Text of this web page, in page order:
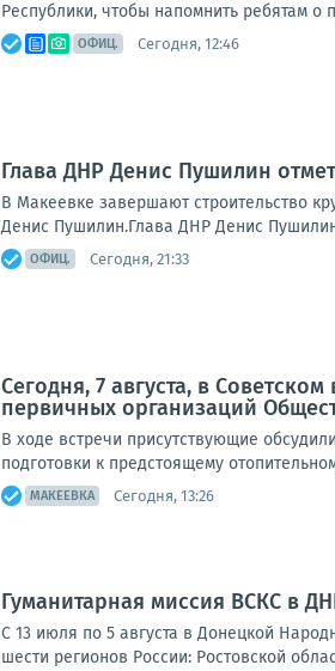
Республики, чтобы напомнить ребятам о
ОФИЦ. Сегодня, 12:46
Глава ДНР Денис Пушилин
В Макеевке завершают строительство
Денис Пушилин.Глава ДНР Денис
ОФИЦ. Сегодня, 21:33
Сегодня, 7 августа, в
первичных организаций
В ходе встречи присутствующие
подготовки к предстоящему
МАКЕЕВКА Сегодня, 13:26
Гуманитарная миссия ВСКС в
С 13 июля по 5 августа в Донецкой
шести регионов России: Ростовской